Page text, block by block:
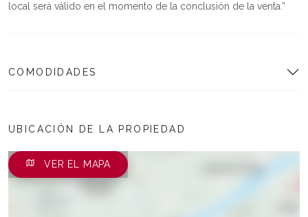
local será válido en el momento de la conclusión de la venta.
COMODIDADES
UBICACIÓN DE LA PROPIEDAD
VER EL MAPA